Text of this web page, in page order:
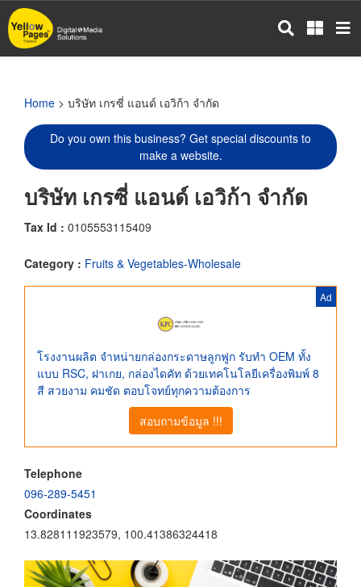
Skip
to
main
Home > บริษัท เกรซี่ แอนด์ เอวิก้า จำกัด
Do you own this business? Get special discounts to
make a website.
บริษัท เกรซี่ แอนด์ เอวิก้า จำกัด
Tax Id : 0105553115409
Category : Fruits & Vegetables-Wholesale
Ad
โรงงานผลิต จำหน่ายกล่องกระดาษลูกฟูก รับทำ OEM ทั้ง
แบบ RSC, ฝาเกย, กล่องไดคัท ด้วยเทคโนโลยีเครื่องพิมพ์ 8
สี สวยงาม คมชัด ตอบโจทย์ทุกความต้องการ
สอบถามข้อมูล !!!
Telephone
096-289-5451
Coordinates
13.828111923579, 100.41386324418